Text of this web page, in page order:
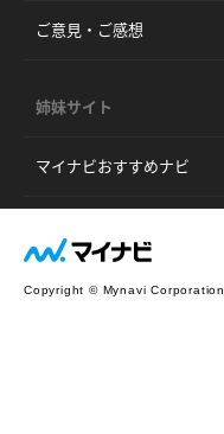
ご意見・ご感想
姉妹サイト
マイナビおすすめナビ
Copyright © Mynavi Corporation